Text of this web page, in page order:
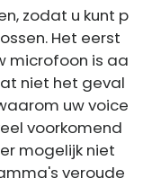
zodat u kunt p
Het eerst
microfoon is aa
niet het geval
uw voice
voorkomend
mogelijk niet
veroude